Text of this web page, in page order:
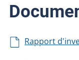
Rapport